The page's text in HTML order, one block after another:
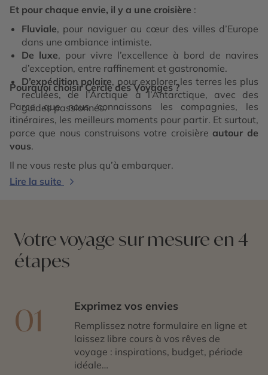
Et pour chaque envie, il y a une croisière :
Fluviale, pour naviguer au cœur des villes d’Europe
dans une ambiance intimiste.
De luxe, pour vivre l’excellence à bord de navires
d’exception, entre raffinement et gastronomie.
D’expédition polaire, pour explorer les terres les plus
reculées, de l’Arctique à l’Antarctique, avec des
guides passionnés.
Pourquoi choisir Cercle des Voyages ?
Parce que nous connaissons les compagnies, les
itinéraires, les meilleurs moments pour partir. Et surtout,
parce que nous construisons votre croisière autour de
vous.
Il ne vous reste plus qu’à embarquer.
Lire la suite
Votre voyage sur mesure en 4
étapes
01 Exprimez vos envies
Remplissez notre formulaire en ligne et
laissez libre cours à vos rêves de
voyage : inspirations, budget, période
idéale…